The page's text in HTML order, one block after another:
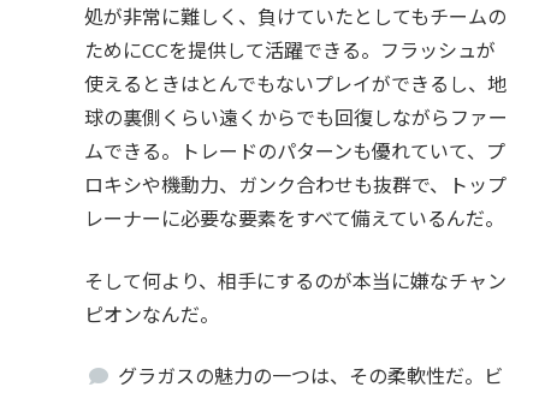
処が非常に難しく、負けていたとしてもチームの
ためにCCを提供して活躍できる。フラッシュが
使えるときはとんでもないプレイができるし、地
球の裏側くらい遠くからでも回復しながらファー
ムできる。トレードのパターンも優れていて、プ
ロキシや機動力、ガンク合わせも抜群で、トップ
レーナーに必要な要素をすべて備えているんだ。
そして何より、相手にするのが本当に嫌なチャン
ピオンなんだ。
グラガスの魅力の一つは、その柔軟性だ。ビ